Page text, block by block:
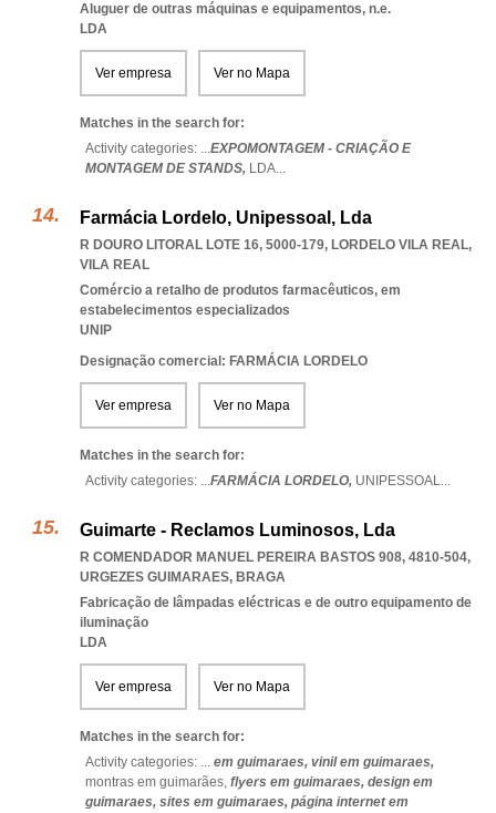
Aluguer de outras máquinas e equipamentos, n.e.
LDA
Ver empresa Ver no Mapa
Matches in the search for:
Activity categories: ...EXPOMONTAGEM - CRIAÇÃO E
MONTAGEM DE STANDS, LDA...
Farmácia Lordelo, Unipessoal, Lda
R DOURO LITORAL LOTE 16, 5000-179, LORDELO VILA REAL,
VILA REAL
Comércio a retalho de produtos farmacêuticos, em
estabelecimentos especializados
UNIP
Designação comercial: FARMÁCIA LORDELO
Ver empresa Ver no Mapa
Matches in the search for:
Activity categories: ...FARMÁCIA LORDELO, UNIPESSOAL...
Guimarte - Reclamos Luminosos, Lda
R COMENDADOR MANUEL PEREIRA BASTOS 908, 4810-504,
URGEZES GUIMARAES, BRAGA
Fabricação de lâmpadas eléctricas e de outro equipamento de
iluminação
LDA
Ver empresa Ver no Mapa
Matches in the search for:
Activity categories: ... em guimaraes, vinil em guimaraes,
montras em guimarães, flyers em guimaraes, design em
guimaraes, sites em guimaraes, página internet em